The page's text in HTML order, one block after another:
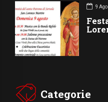
9
Categorie